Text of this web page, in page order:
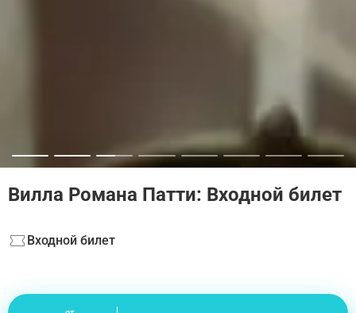
Вилла Романа Патти: Входной билет
Входной билет